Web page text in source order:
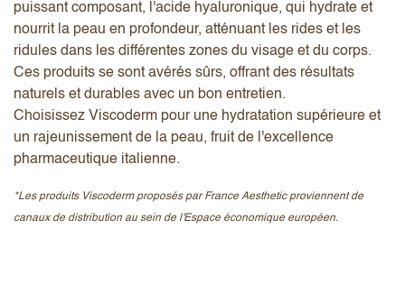
puissant composant, l'acide hyaluronique, qui hydrate et
nourrit la peau en profondeur, atténuant les rides et les
ridules dans les différentes zones du visage et du corps.
Ces produits se sont avérés sûrs, offrant des résultats
naturels et durables avec un bon entretien.
Choisissez Viscoderm pour une hydratation supérieure et
un rajeunissement de la peau, fruit de l'excellence
pharmaceutique italienne.
*Les produits Viscoderm proposés par France Aesthetic proviennent de
canaux de distribution au sein de l'Espace économique européen.